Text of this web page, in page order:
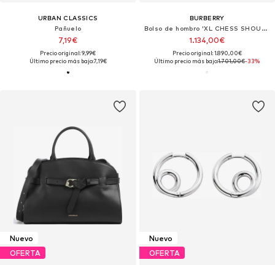
URBAN CLASSICS
Pañuelo
7,19€
Precio original: 9,99€
Último precio más bajo:7,19€
BURBERRY
Bolso de hombro 'XL CHESS SHOULDER 42x12x46cm'
1.134,00€
Precio original: 1.890,00€
Último precio más bajo:1.701,00€-33%
Nuevo
OFERTA
Nuevo
OFERTA